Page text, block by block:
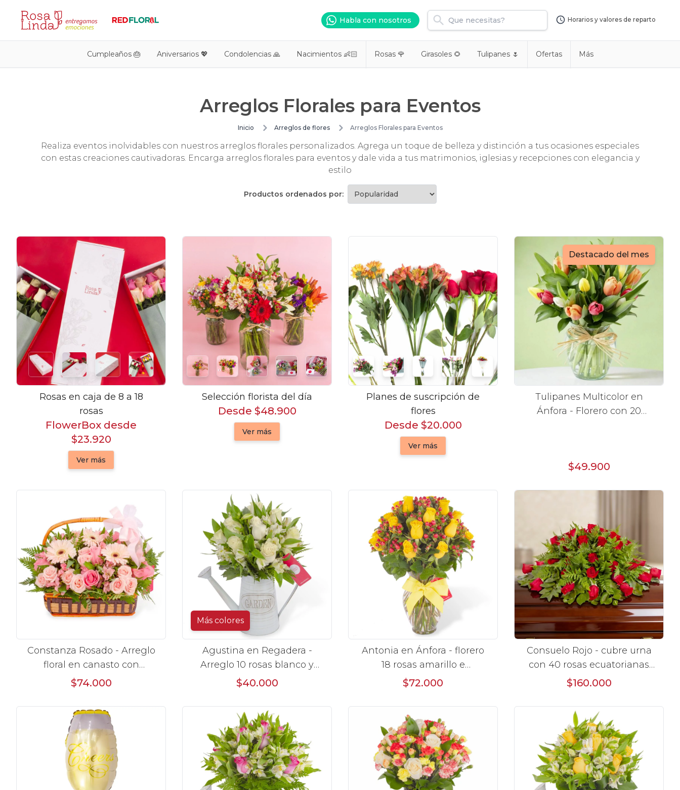
Habla con nosotros Horarios y valores de reparto
Cumpleaños 🎂 Aniversarios 💖 Condolencias 🙏 Nacimientos 👶🏻 Rosas 🌹 Girasoles 🌻 Tulipanes 🌷 Ofertas Más
Arreglos Florales para Eventos
Inicio Arreglos de flores Arreglos Florales para Eventos
Realiza eventos inolvidables con nuestros arreglos florales personalizados. Agrega un toque de belleza y distinción a tus ocasiones especiales
con estas creaciones cautivadoras. Encarga arreglos florales para eventos y dale vida a tus matrimonios, iglesias y recepciones con elegancia y
estilo
Productos ordenados por:
Rosas en caja de 8 a 18
rosas
FlowerBox desde
$23.920
Ver más
Selección florista del día
Desde $48.900
Ver más
Planes de suscripción de
flores
Desde $20.000
Ver más
Destacado del mes
Tulipanes Multicolor en
Ánfora - Florero con 20
$49.900
Constanza Rosado - Arreglo
floral en canasto con
gerberas, rosas, minirosas y
$74.000
Más colores
Agustina en Regadera -
Arreglo 10 rosas blanco y
astromelias
$40.000
Antonia en Ánfora - florero
18 rosas amarillo e
hypericum
$72.000
Consuelo Rojo - cubre urna
con 40 rosas ecuatorianas
rojo
$160.000